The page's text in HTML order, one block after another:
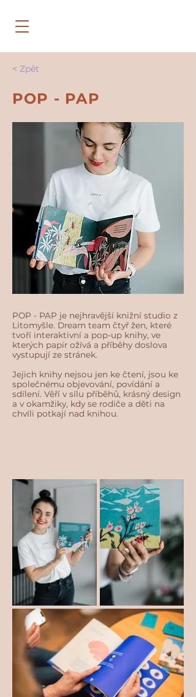
< Zpět
POP - PAP
POP - PAP je nejhravější knižní studio z
Litomyšle. Dream team čtyř žen, které
tvoří interaktivní a pop-up knihy, ve
kterých papír ožívá a příběhy doslova
vystupují ze stránek.
Jejich knihy nejsou jen ke čtení, jsou ke
společnému objevování, povídání a
sdílení. Věří v sílu příběhů, krásný design
a v okamžiky, kdy se rodiče a děti na
chvíli potkají nad knihou.